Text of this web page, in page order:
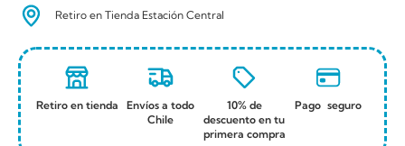
Retiro en Tienda Estación Central
Retiro en tienda
Envíos a todo
Chile
10% de
descuento en tu
primera compra
Pago seguro